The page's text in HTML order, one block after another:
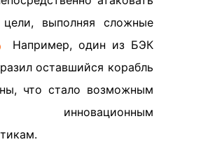
цели, выполняя сложные
Например, один из БЭК
оставшийся корабль
что стало возможным
инновационным